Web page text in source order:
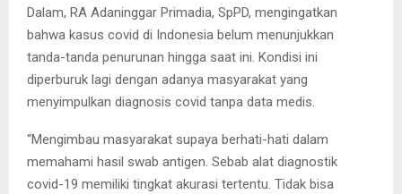
Dalam, RA Adaninggar Primadia, SpPD, mengingatkan
bahwa kasus covid di Indonesia belum menunjukkan
tanda-tanda penurunan hingga saat ini. Kondisi ini
diperburuk lagi dengan adanya masyarakat yang
menyimpulkan diagnosis covid tanpa data medis.
“Mengimbau masyarakat supaya berhati-hati dalam
memahami hasil swab antigen. Sebab alat diagnostik
covid-19 memiliki tingkat akurasi tertentu. Tidak bisa